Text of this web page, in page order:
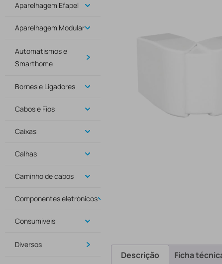
Aparelhagem Efapel
Aparelhagem Modular
Automatismos e
Smarthome
Bornes e Ligadores
Cabos e Fios
Caixas
Calhas
Caminho de cabos
Componentes eletrónicos
Consumiveis
Diversos
Descrição Ficha